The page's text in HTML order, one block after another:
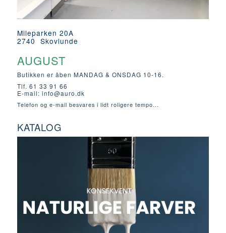
Mileparken 20A
2740 Skovlunde
AUGUST
Butikken er åben MANDAG & ONSDAG 10-16.
Tlf. 61 33 91 66
E-mail: info@auro.dk
Telefon og e-mail besvares i lidt roligere tempo...
KATALOG